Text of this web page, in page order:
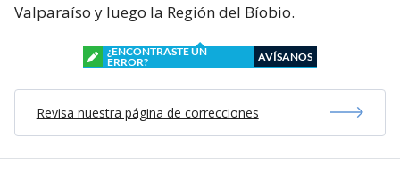
Valparaíso y luego la Región del Bíobio.
¿ENCONTRASTE UN
ERROR?
AVÍSANOS
Revisa nuestra página de correcciones